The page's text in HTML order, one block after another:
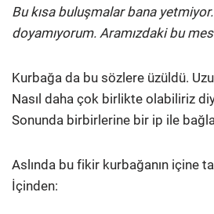
Bu kısa buluşmalar bana
doyamıyorum. Aramızdaki bu
Kurbağa da bu sözlere üzüldü.
Nasıl daha çok birlikte olabiliriz
Sonunda birbirlerine bir ip ile
Aslında bu fikir kurbağanın içine
İçinden: